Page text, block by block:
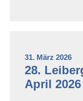
31. März 2026
28.
April 2026